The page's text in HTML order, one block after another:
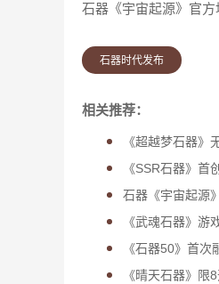
石器《宇宙起源》官
石器时代发布
相关推荐：
《超越梦石器
《SSR石器》
石器《宇宙起源
《武魂石器》游
《石器50》首次
《晴天石器》限